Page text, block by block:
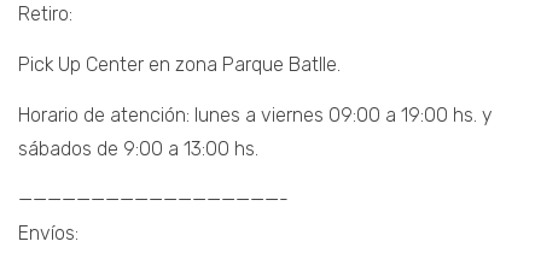
Retiro:
Pick Up Center en zona Parque Batlle.
Horario de atención: lunes a viernes 09:00 a 19:00 hs. y
sábados de 9:00 a 13:00 hs.
——————————————————-
Envíos: